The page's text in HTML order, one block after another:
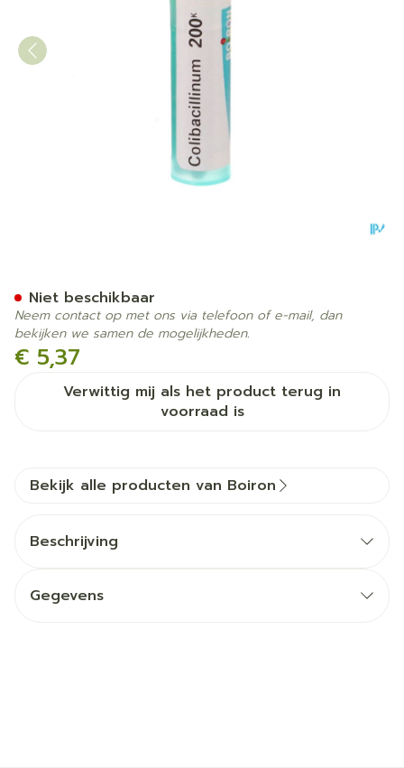
€ 5,37
Verwittig mij als het product terug in
voorraad is
Niet beschikbaar
Neem contact op met ons via telefoon of e-mail, dan
bekijken we samen de mogelijkheden.
Bekijk alle producten van Boiron
Beschrijving
Gegevens